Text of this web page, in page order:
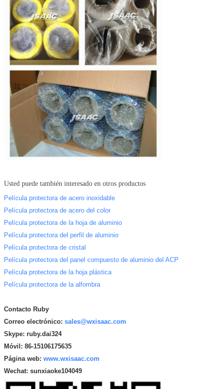
Usted puede también interesado en otros productos
Película protectora de acero inoxidable
Película protectora de acero del color
Película protectora de la hoja de aluminio
Película protectora del perfil de aluminio
Película protectora de cristal
Película protectora del panel compuesto de aluminio del ACP
Película protectora de la hoja plástica
Película protectora de la alfombra
Contacto Ruby
Correo electrónico: sales@wxisaac.com
Skype: ruby.dai324
Móvil: 86-15106175635
Página web: www.wxisaac.com
Wechat: sunxiaoke104049